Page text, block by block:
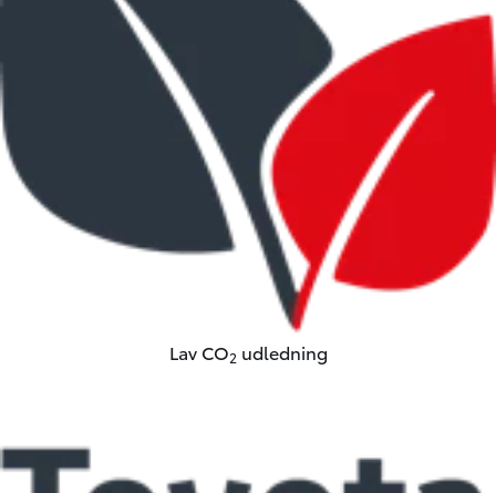
Lav CO2 udledning